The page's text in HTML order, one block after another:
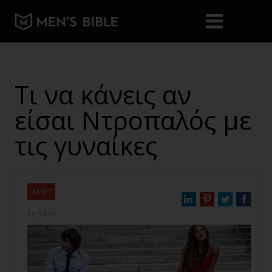
Τι να κάνεις αν
είσαι Ντροπαλός με
τις γυναίκες
ΦΛΕΡΤ